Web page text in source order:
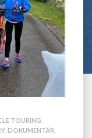
TOURING
DOKUMENTÄR